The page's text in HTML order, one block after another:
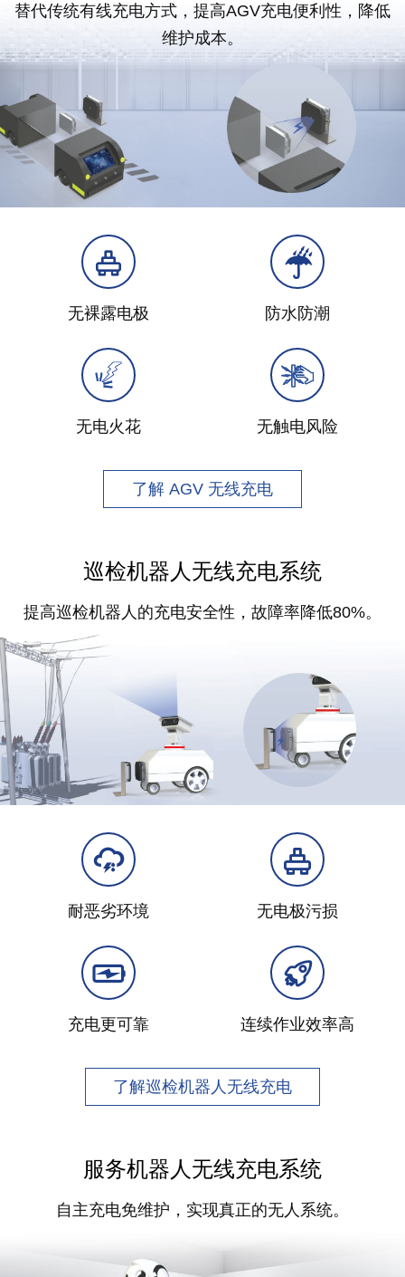
替代传统有线充电方式，提高AGV充电便利性，降低
维护成本。
无裸露电极 防水防潮
无电火花 无触电风险
了解 AGV 无线充电
巡检机器人无线充电系统
提高巡检机器人的充电安全性，故障率降低80%。
耐恶劣环境 无电极污损
充电更可靠 连续作业效率高
了解巡检机器人无线充电
服务机器人无线充电系统
自主充电免维护，实现真正的无人系统。